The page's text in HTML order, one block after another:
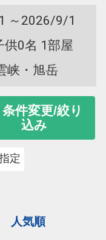
～2026/9/1
供0名 1部屋
峡・旭岳
条件変更/絞り
込み
定
人気順